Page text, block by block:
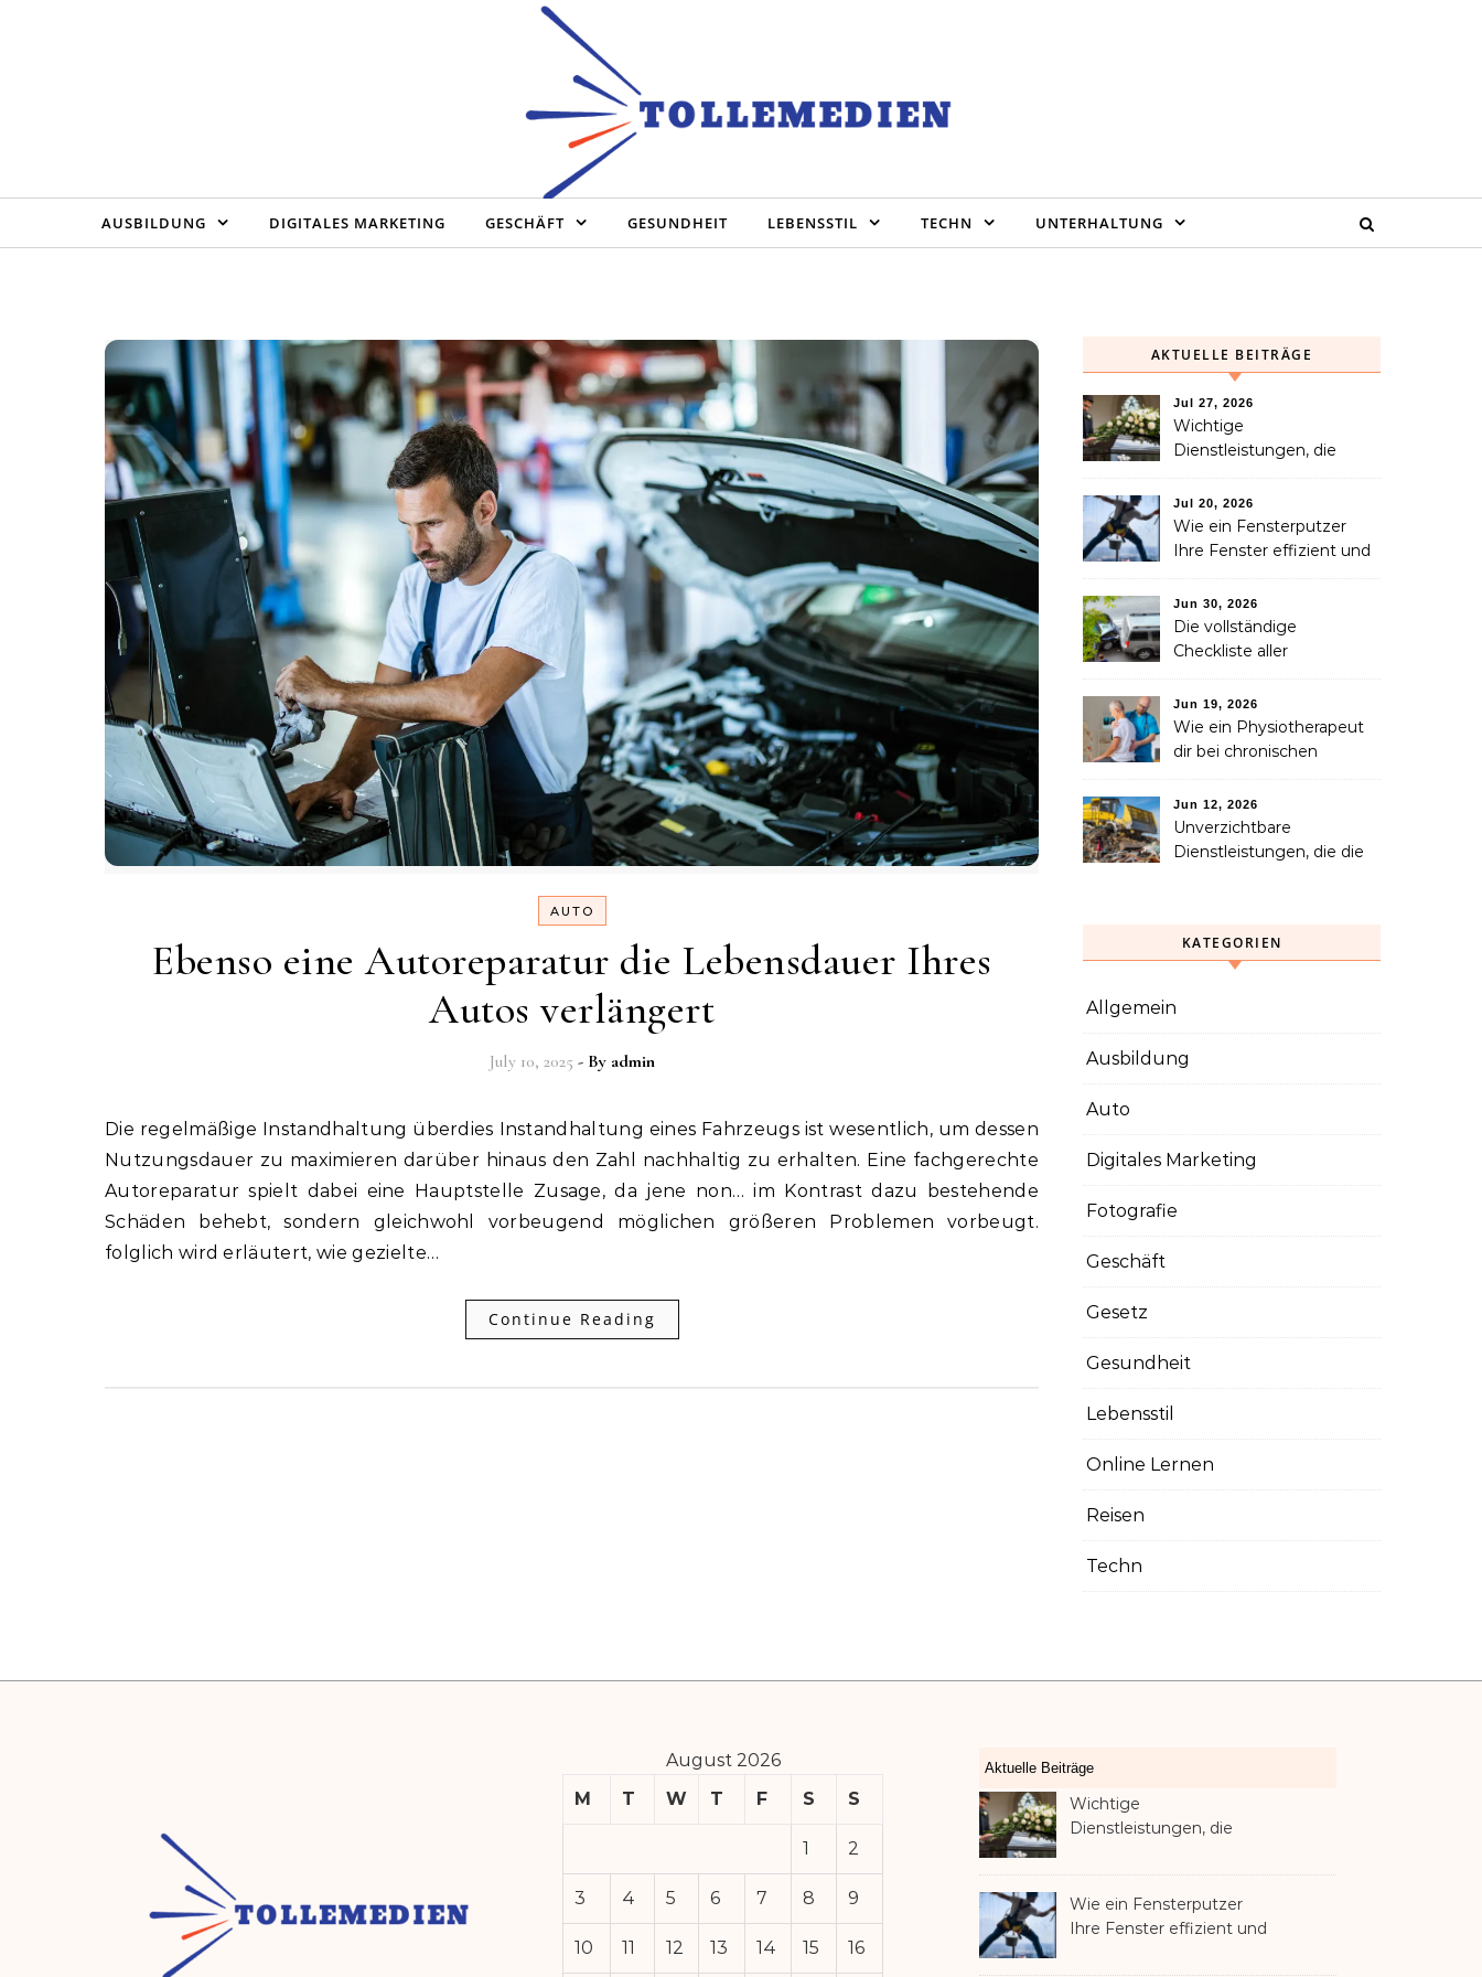
AUSBILDUNG DIGITALES MARKETING GESCHÄFT GESUNDHEIT LEBENSSTIL TECHN UNTERHALTUNG
AUTO
Ebenso eine Autoreparatur die Lebensdauer Ihres
Autos verlängert
July 10, 2025 - By admin
Die regelmäßige Instandhaltung überdies Instandhaltung eines Fahrzeugs ist wesentlich, um dessen
Nutzungsdauer zu maximieren darüber hinaus den Zahl nachhaltig zu erhalten. Eine fachgerechte
Autoreparatur spielt dabei eine Hauptstelle Zusage, da jene non… im Kontrast dazu bestehende
Schäden behebt, sondern gleichwohl vorbeugend möglichen größeren Problemen vorbeugt.
folglich wird erläutert, wie gezielte…
Continue Reading
AKTUELLE BEITRÄGE
Jul 27, 2026
Wichtige
Dienstleistungen, die
Verlust eines geliebten
Menschen helfen können
Jul 20, 2026
Wie ein Fensterputzer
Ihre Fenster effizient und
Jun 30, 2026
Die vollständige
Checkliste aller
nach einem Unfall
benötigen
Jun 19, 2026
Wie ein Physiotherapeut
dir bei chronischen
helfen kann
Jun 12, 2026
Unverzichtbare
Dienstleistungen, die die
KATEGORIEN
Allgemein
Ausbildung
Auto
Digitales Marketing
Fotografie
Geschäft
Gesetz
Gesundheit
Lebensstil
Online Lernen
Reisen
Techn
August 2026
M
T W T F S S
1 2
3 4 5 6 7 8 9
10 11 12 13 14 15 16
Aktuelle Beiträge
Wichtige
Dienstleistungen, die
Verlust eines geliebten
Menschen helfen können
Wie ein Fensterputzer
Ihre Fenster effizient und